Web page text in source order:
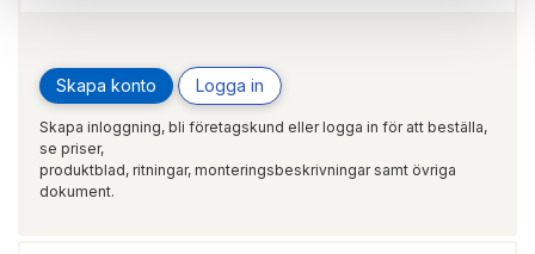
Skapa konto Logga in
Skapa inloggning, bli företagskund eller logga in för att beställa,
se priser,
produktblad, ritningar, monteringsbeskrivningar samt övriga
dokument.